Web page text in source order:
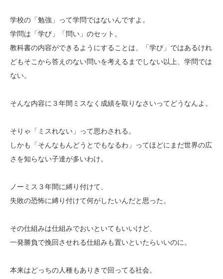
学校の「勉強」って学問ではないんですよ。
学問は「学び」「問い」のセット。
教科書の内容ができるようにすることは、「学び」ではあるけれ
どもそこから答えのない問いを考えるまでしない以上、学問では
ない。
そんな内容に３年間ミスなく成績を取りなさいってどうなんよ。
そりゃ「ミスれない」って思わされる。
しかも「そんなもんどうとでもなるわ」ってほどにまだ世界の広
さを知らない子達が多いわけ。
ノーミス３年間に縛り付けて、
失敗の恐怖に縛り付けて何がしたいんだと思った。
その仕組みは仕組みでおいといてもいいけど、
一発勝負で挽回させれる仕組みも置いといたらいいのに。
本来はどっちの人種もありきで回ってる社会。